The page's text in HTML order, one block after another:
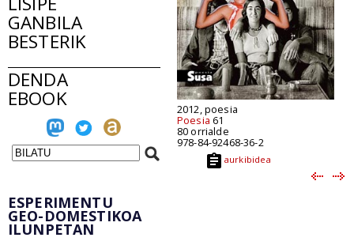
GANBILA
BESTERIK
DENDA
EBOOK 2012, poesia
Poesia 61
80 orrialde
978-84-92468-36-2
aurkibidea
ESPERIMENTU
GEO-DOMESTIKOA
ILUNPETAN